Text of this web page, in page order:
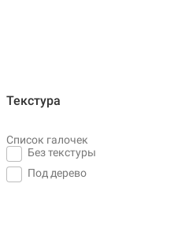
Текстура
Список галочек
Без текстуры
Под дерево